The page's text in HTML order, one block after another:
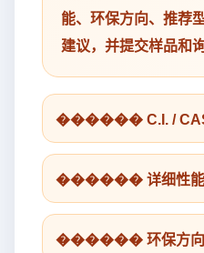
能、环保方向、推荐
建议，并提交样品和
������ C.I. / CAS
������ 详细性能
������ 环保方向